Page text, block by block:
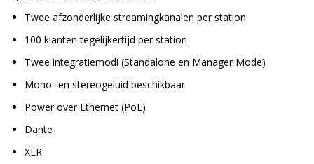
Twee afzonderlijke streamingkanalen per station
100 klanten tegelijkertijd per station
Twee integratiemodi (Standalone en Manager Mode)
Mono- en stereogeluid beschikbaar
Power over Ethernet (PoE)
Dante
XLR